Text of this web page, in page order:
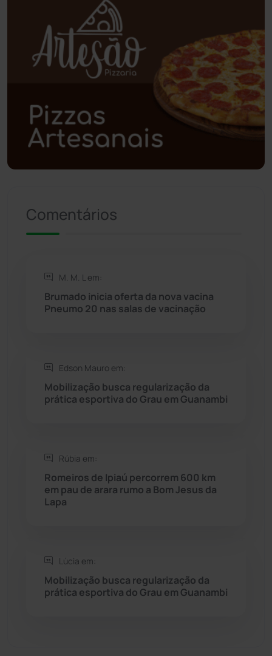
Planalto (59)
Poções (182)
Polícia Civil (58)
Polícia Militar (27)
Política (03)
Riacho de Santana
Rio de Contas
Rio do Antônio
Saúde
Seabra (50)
Sítio do Mato
Sudoeste Baiano
Comentários
M. M. L em:
Brumado inicia oferta da nova vacina
Pneumo 20 nas salas de vacinação
Edson Mauro em:
Mobilização busca regularização da
prática esportiva do Grau em Guanambi
Rúbia em:
Romeiros de Ipiaú percorrem 600 km
em pau de arara rumo a Bom Jesus da
Lapa
Lúcia em:
Mobilização busca regularização da
prática esportiva do Grau em Guanambi